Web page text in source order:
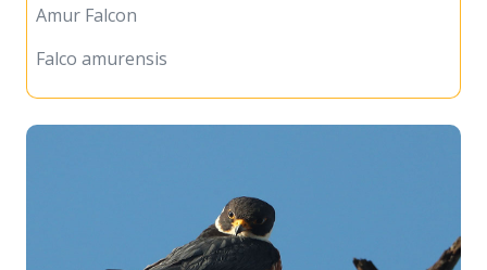
Amur Falcon
Falco amurensis